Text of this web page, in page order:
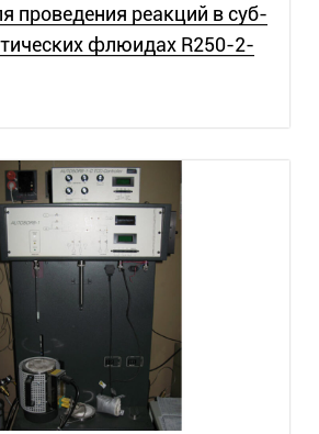
проведения реакций в суб-
флюидах R250-2-